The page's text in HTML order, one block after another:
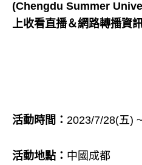
(Chengdu Summer
上收看直播＆網路轉播資
活動時間： 2023/7/28(五)
活動地點： 中國成都